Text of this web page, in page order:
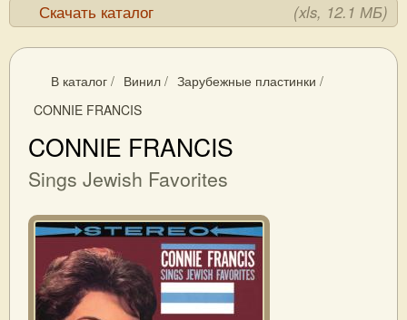
Скачать каталог (xls, 12.1 МБ)
В каталог / Винил / Зарубежные пластинки /
CONNIE FRANCIS
CONNIE FRANCIS
Sings Jewish Favorites